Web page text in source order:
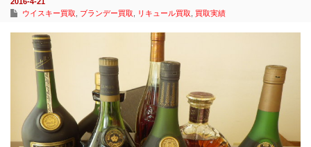
ウイスキー買取
ブランデー買取 リキュール買取 買取実績